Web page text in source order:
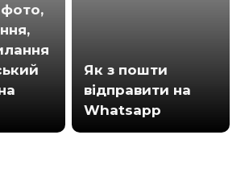
фото,
Як з пошти
відправити на
Whatsapp